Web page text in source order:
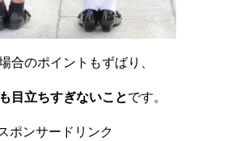
合のポイントもずばり、
目立ちすぎないことです。
ポンサードリンク